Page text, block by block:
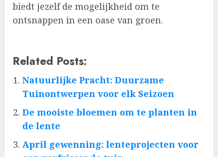
biedt jezelf de mogelijkheid om te
ontsnappen in een oase van groen.
Related Posts:
Natuurlijke Pracht: Duurzame
Tuinontwerpen voor elk Seizoen
De mooiste bloemen om te planten in
de lente
April gewenning: lenteprojecten voor